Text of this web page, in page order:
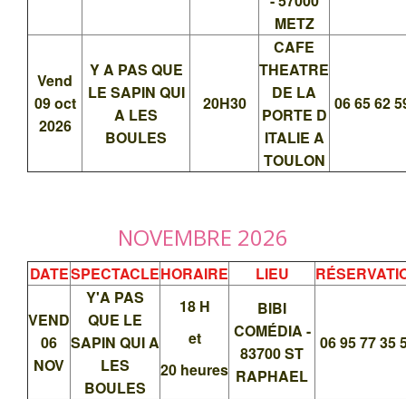
METZ
Vend
09 oct
2026
Y A PAS QUE
LE SAPIN QUI
A LES
BOULES
20H30
CAFE
THEATRE
DE LA
PORTE D
ITALIE A
TOULON
06 65 62
NOVEMBRE 2026
DATESPECTACLEHORAIRE LIEU
VEND
06
NOV
Y'A PAS
QUE LE
SAPIN QUI A
LES
BOULES
18 H
et
20 heures
BIBI
COMÉDIA -
83700 ST
RAPHAEL
06 95 77 35